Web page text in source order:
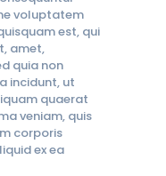
voluptatem
est, qui
amet,
quia non
incidunt, ut
quaerat
veniam, quis
corporis
ex ea